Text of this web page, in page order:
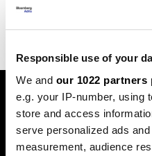
Responsible use of your
We and our 1022 partners
e.g. your IP-number, using
store and access
serve personalized ads
measurement, audience